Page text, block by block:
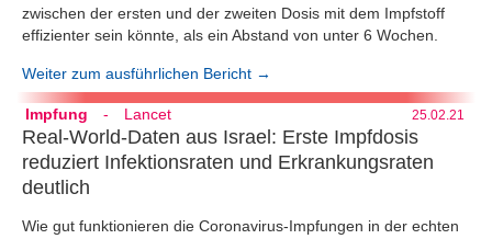
zwischen der ersten und der zweiten Dosis mit dem Impfstoff
effizienter sein könnte, als ein Abstand von unter 6 Wochen.
Weiter zum ausführlichen Bericht →
Impfung - Lancet 25.02.21
Real-World-Daten aus Israel: Erste Impfdosis
reduziert Infektionsraten und Erkrankungsraten
deutlich
Wie gut funktionieren die Coronavirus-Impfungen in der echten